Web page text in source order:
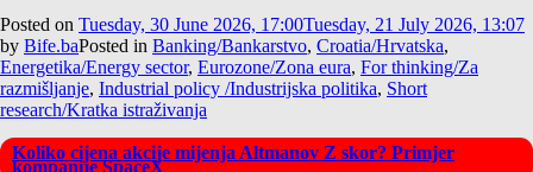
Posted on Tuesday, 30 June 2026, 17:00Tuesday, 21 July 2026, 13:07
by Bife.baPosted in Banking/Bankarstvo, Croatia/Hrvatska,
Energetika/Energy sector, Eurozone/Zona eura, For thinking/Za
razmišljanje, Industrial policy /Industrijska politika, Short
research/Kratka istraživanja
Koliko cijena akcije mijenja Altmanov Z skor? Primjer
kompanije SpaceX